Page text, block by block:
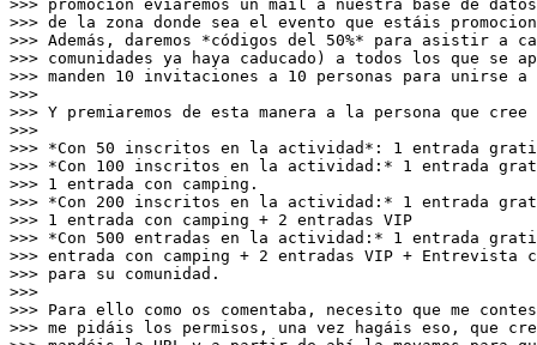
>>> promoción eviaremos un mail a nuestra base de
>>> de la zona donde sea el evento que estáis
>>> Además, daremos *códigos del 50%* para asistir a
>>> comunidades ya haya caducado) a todos los que se
>>> manden 10 invitaciones a 10 personas para unirse
>>>
>>> Y premiaremos de esta manera a la persona que
>>>
>>> *Con 50 inscritos en la actividad*: 1 entrada
>>> *Con 100 inscritos en la actividad:* 1 entrada
>>> 1 entrada con camping.
>>> *Con 200 inscritos en la actividad:* 1 entrada
>>> 1 entrada con camping + 2 entradas VIP
>>> *Con 500 entradas en la actividad:* 1 entrada
>>> entrada con camping + 2 entradas VIP +
>>> para su comunidad.
>>>
>>> Para ello como os comentaba, necesito que me
>>> me pidáis los permisos, una vez hagáis eso, que